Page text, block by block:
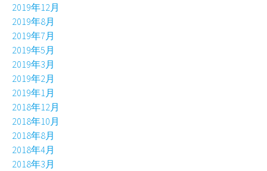
2019年12月
2019年8月
2019年7月
2019年5月
2019年3月
2019年2月
2019年1月
2018年12月
2018年10月
2018年8月
2018年4月
2018年3月